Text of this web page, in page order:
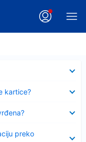
kartice?
preko